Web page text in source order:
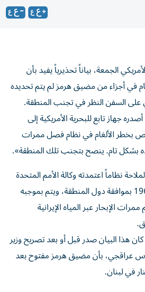
الجمعة، ‌بياناً تحذيرياً يفيد بأن
في أجزاء من مضيق هرمز ‌لم يتم تحديده
السفن النظر في تجنب المنطقة.
جهاز تابع للبحرية الأمريكية إلى
بخطر الألغام في نظام فصل ممرات
بشكل تام. ينصح ‌بتجنب تلك المنطقة».
نظاماً اعتمدته ⁠وكالة الأمم المتحدة
للنقل البحري في 1968 بموافقة دول المنطقة، ويتم ​بموجبه
الإبحار ‌عبر المياه الإيرانية
‌هذا البيان صدر ⁠قبل أو بعد ‌تصريح وزير
عراقجي، بأن مضيق هرمز ⁠مفتوح بعد
في لبنان.